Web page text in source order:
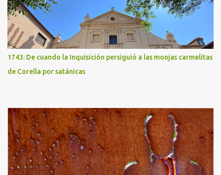
1743: De cuando la Inquisición persiguió a las monjas carmelitas
de Corella por satánicas